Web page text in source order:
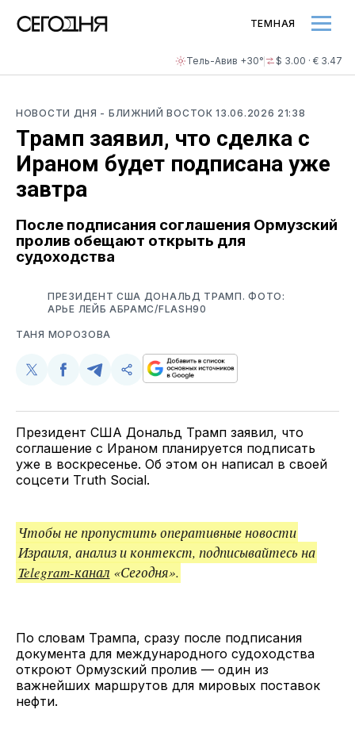
Тель-Авив +30° $ 3.00 · € 3.47
ТЕМНАЯ
НОВОСТИ ДНЯ - БЛИЖНИЙ ВОСТОК13.06.2026 21:38
Трамп заявил, что сделка с
Ираном будет подписана уже
завтра
После подписания соглашения Ормузский
пролив обещают открыть для
судоходства
ПРЕЗИДЕНТ США ДОНАЛЬД ТРАМП. ФОТО:
АРЬЕ ЛЕЙБ АБРАМС/FLASH90
ТАНЯ МОРОЗОВА
Поделиться
Twitter
Поделиться
Facebook
Поделиться
Telegram
Скопируйте
поделитесь
ссылкой
Президент США Дональд Трамп заявил, что
соглашение с Ираном планируется подписать
уже в воскресенье. Об этом он написал в своей
соцсети Truth Social.
Чтобы не пропустить оперативные новости
Израиля, анализ и контекст, подписывайтесь на
Telegram-канал «Сегодня».
По словам Трампа, сразу после подписания
документа для международного судоходства
откроют Ормузский пролив — один из
важнейших маршрутов для мировых поставок
нефти.